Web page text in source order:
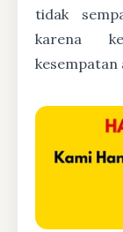
tidak
karena
kesempatan